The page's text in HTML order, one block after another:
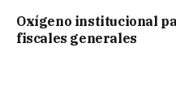
Oxígeno institucional
fiscales generales